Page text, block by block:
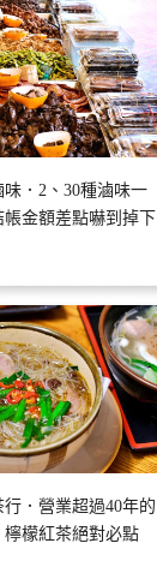
．2、30種滷味一
金額差點嚇到掉下
．營業超過40年的
檬紅茶絕對必點